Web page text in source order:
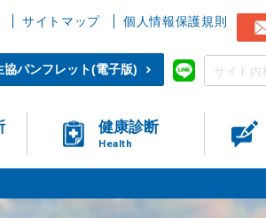
サイトマップ 個人情報保護規則
協パンフレット(電子版)
健康診断
Health